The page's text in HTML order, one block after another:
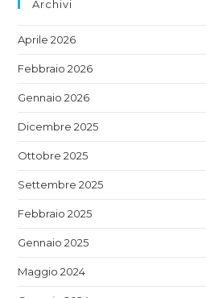
Archivi
Aprile 2026
Febbraio 2026
Gennaio 2026
Dicembre 2025
Ottobre 2025
Settembre 2025
Febbraio 2025
Gennaio 2025
Maggio 2024